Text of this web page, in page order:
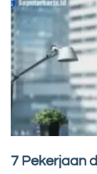
7 Pekerjaan